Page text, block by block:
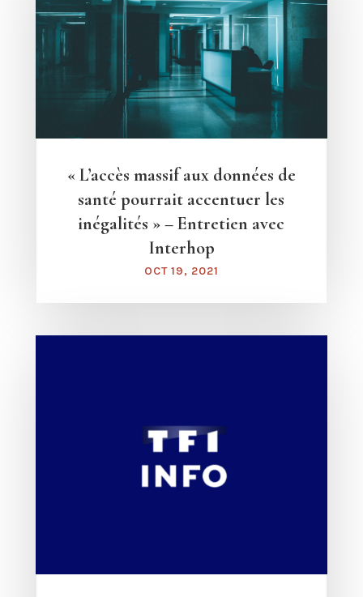
« L’accès massif aux données de
santé pourrait accentuer les
inégalités » – Entretien avec
Interhop
OCT 19, 2021